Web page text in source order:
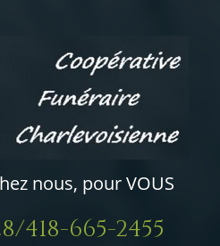
nous, pour VOUS
418-665-2455